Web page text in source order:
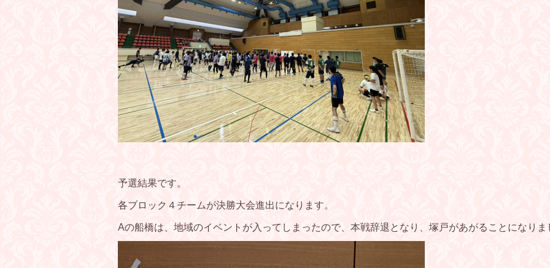
予選結果です。
各ブロック４チームが決勝大会進出になります。
Aの船橋は、地域のイベントが入ってしまったので、本戦辞退となり、塚戸があがることになりま